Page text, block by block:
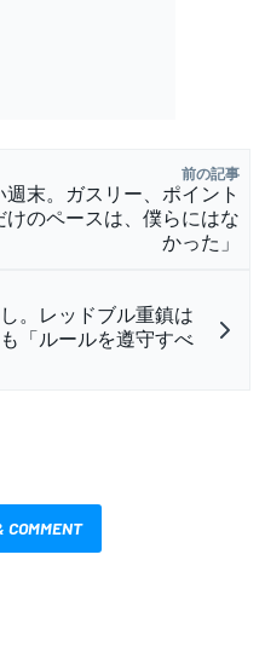
前の記事
末。ガスリー、ポイント
のペースは、僕らにはな
かった」
。レッドブル重鎮は
「ルールを遵守すべ
COMMENT